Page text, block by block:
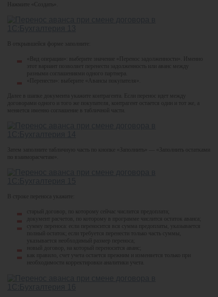
Нажмите «Создать».
В открывшейся форме заполните:
«Вид операции»: выберите значение «Перенос задолженности». Именно
этот вариант позволяет перенести задолженность или аванс между
разными соглашениями одного партнера.
«Перенести»: выберите «Авансы покупателя».
Далее в шапке документа укажите контрагента. Если перенос идет между
договорами одного и того же покупателя, контрагент остается один и тот же, а
меняется именно соглашение в табличной части.
Затем заполните табличную часть по кнопке «Заполнить» — «Заполнить остатками
по взаиморасчетам».
В строке переноса укажите:
старый договор, по которому сейчас числится предоплата;
документ расчетов, по которому в программе числится остаток аванса;
сумму переноса: если переносится вся сумма предоплаты, указывается
полный остаток; если требуется перенести только часть суммы,
указывается необходимый размер переноса;
новый договор, на который переносится аванс;
как правило, счет учета остается прежним и изменяется только при
необходимости корректировки аналитики учета.